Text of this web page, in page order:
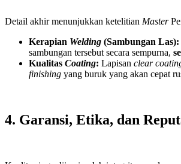
Detail akhir menunjukkan ketelitian Master
Kerapian Welding (Sambungan Las):
sambungan tersebut secara sempurna,
Kualitas Coating: Lapisan clear
finishing yang buruk yang akan cepat
4. Garansi, Etika, dan